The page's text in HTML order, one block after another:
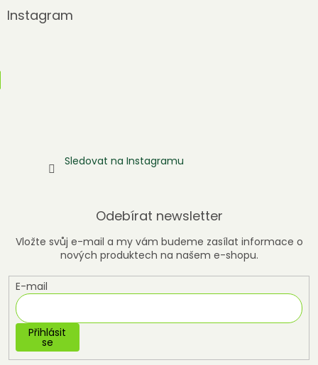
Instagram
Sledovat na Instagramu
Odebírat newsletter
Vložte svůj e-mail a my vám budeme zasílat informace o
nových produktech na našem e-shopu.
E-mail
Přihlásit
se